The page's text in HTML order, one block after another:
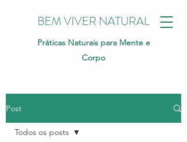
BEM VIVER NATURAL
Práticas Naturais para Mente e
Corpo
Post
Todos os posts